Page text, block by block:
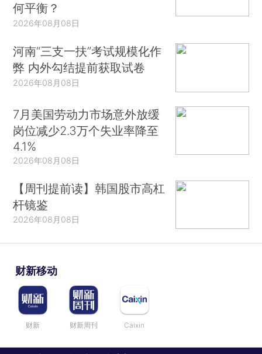
何平衡？
2026年08月08日
河南“三支一扶”考试规模化作
弊 内外勾结提前获取试卷
2026年08月08日
7月美国劳动力市场意外放缓
岗位减少2.3万个失业率降至
4.1%
2026年08月08日
【周刊提前读】韩国股市高杠
杆镜鉴
2026年08月08日
财新移动
财新 财新周刊 Caixin